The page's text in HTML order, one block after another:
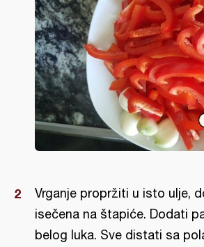
Vrganje propržiti u isto ulje,
isečena na štapiće. Dodati
belog luka. Sve distati sa